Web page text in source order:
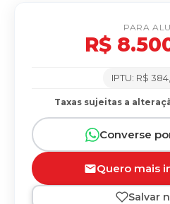
PARA
R$
IPTU: R$
Taxas sujeitas a
Converse
Quero mais
Salvar